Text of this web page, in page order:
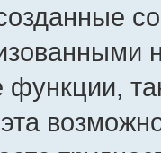
функции,